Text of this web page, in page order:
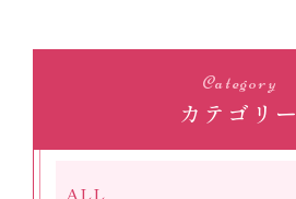
Category
カテゴリー
ALL